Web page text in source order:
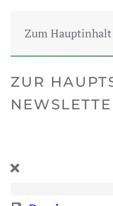
Zum
ZUR